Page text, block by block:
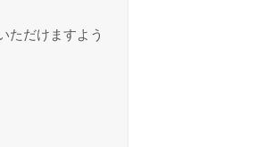
ただけますよう